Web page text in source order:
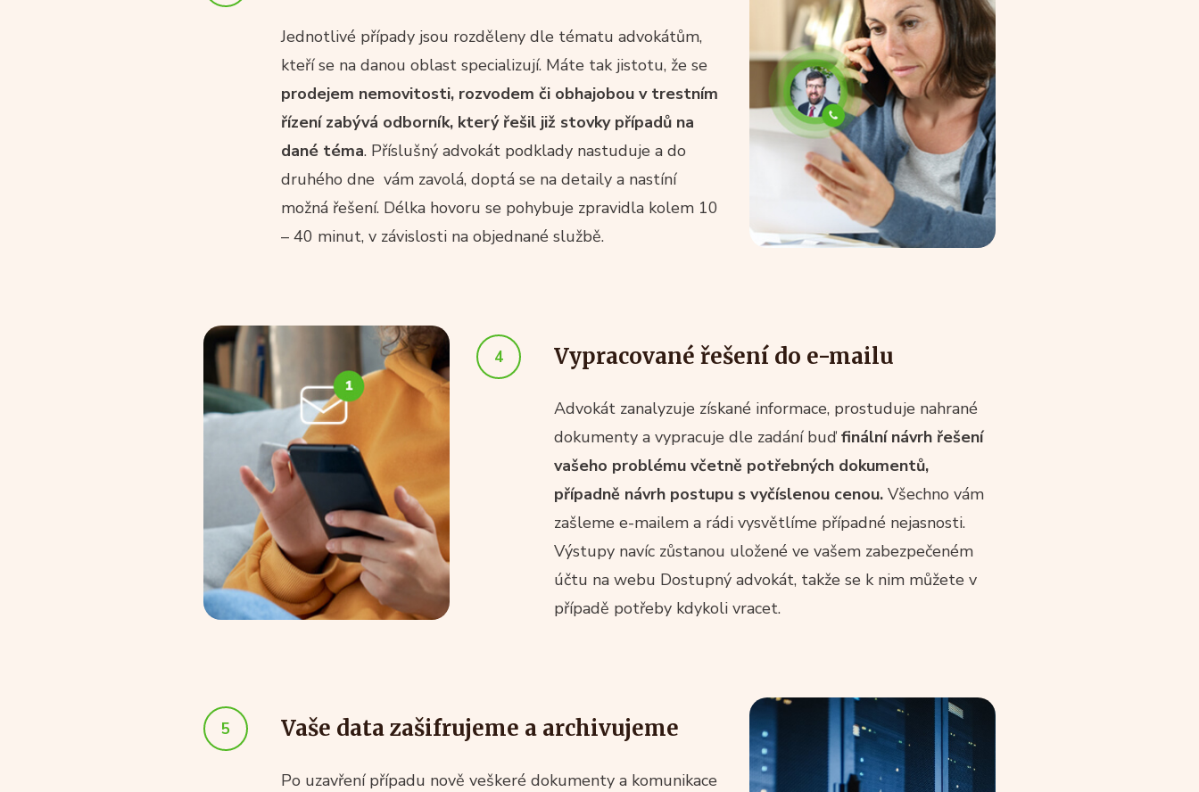
Jednotlivé případy jsou rozděleny dle tématu advokátům,
kteří se na danou oblast specializují. Máte tak jistotu, že se
prodejem nemovitosti, rozvodem či obhajobou v trestním
řízení zabývá odborník, který řešil již stovky případů na
dané téma. Příslušný advokát podklady nastuduje a do
druhého dne vám zavolá, doptá se na detaily a nastíní
možná řešení. Délka hovoru se pohybuje zpravidla kolem 10
– 40 minut, v závislosti na objednané službě.
4 Vypracované řešení do e-mailu
Advokát zanalyzuje získané informace, prostuduje nahrané
dokumenty a vypracuje dle zadání buďfinální návrh řešení
vašeho problému včetně potřebných dokumentů,
případně návrh postupu s vyčíslenou cenou. Všechno vám
zašleme e-mailem a rádi vysvětlíme případné nejasnosti.
Výstupy navíc zůstanou uložené ve vašem zabezpečeném
účtu na webu Dostupný advokát, takže se k nim můžete v
případě potřeby kdykoli vracet.
5 Vaše data zašifrujeme a archivujeme
Po uzavření případu nově veškeré dokumenty a komunikace